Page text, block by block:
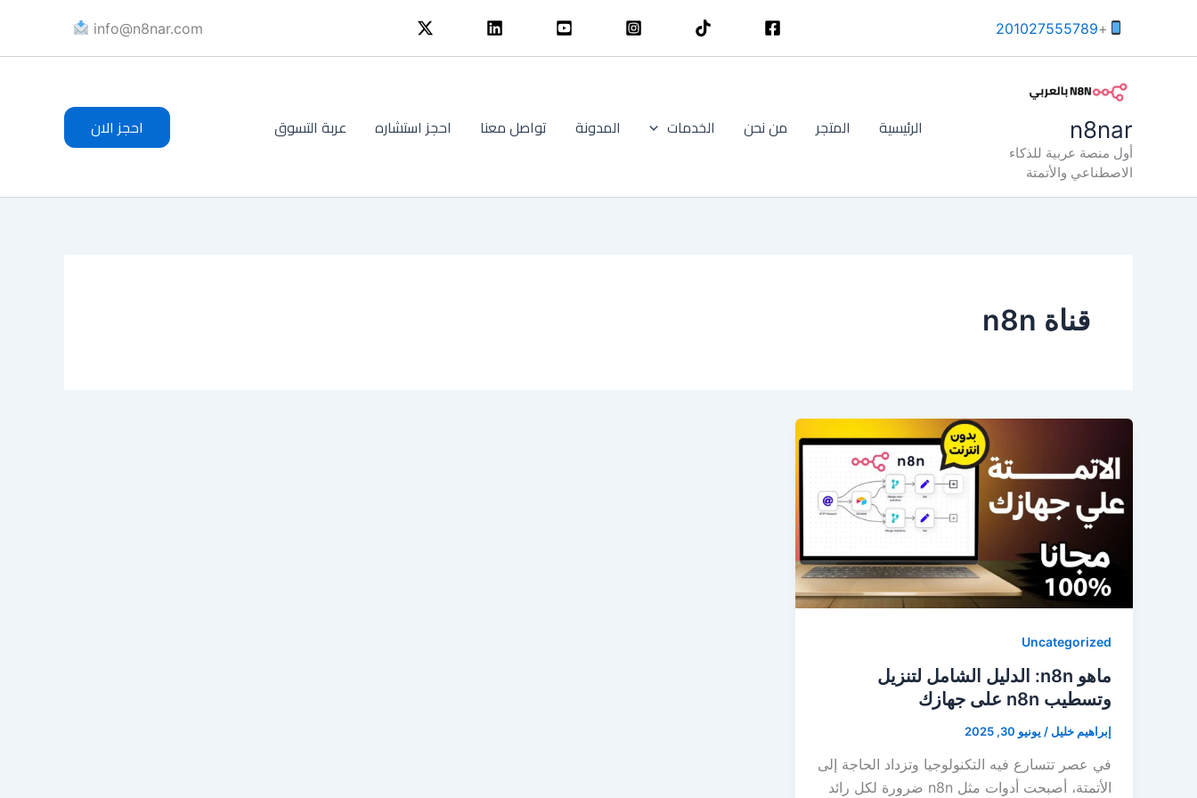
المحتوى
+
201027555789
info@n8nar.com​
n8nar
أول منصة عربية للذكاء
الاصطناعي والأتمتة
الرئيسية المتجر من نحن الخدمات المدونة تواصل معنا احجز استشاره عربة التسوق احجز الان
قناة n8n
Uncategorized
ماهو n8n: الدليل الشامل لتنزيل
وتسطيب n8n على جهازك
إبراهيم خليل / يونيو 30, 2025
في عصر تتسارع فيه التكنولوجيا وتزداد الحاجة إلى
الأتمتة، أصبحت أدوات مثل n8n ضرورة لكل رائد